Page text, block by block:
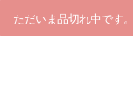
ただいま品切れ中です。